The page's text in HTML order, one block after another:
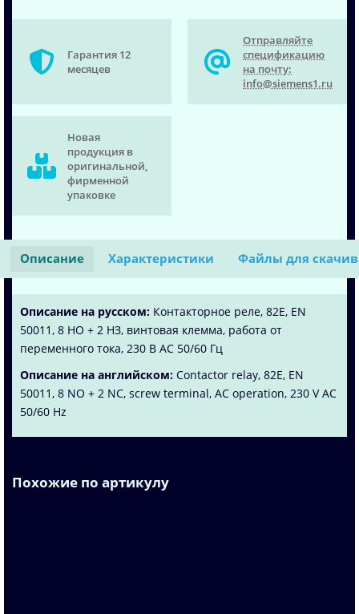
Гарантия 12
месяцев
Отправляйте
спецификацию
на почту:
info@siemens1.ru
Новая
продукция в
оригинальной,
фирменной
упаковке
Описание Характеристики Файлы для
Описание на русском: Контакторное реле, 82E, EN
50011, 8 НО + 2 НЗ, винтовая клемма, работа от
переменного тока, 230 В AC 50/60 Гц
Описание на английском: Contactor relay, 82E, EN
50011, 8 NO + 2 NC, screw terminal, AC operation, 230 V AC
50/60 Hz
Похожие по артикулу